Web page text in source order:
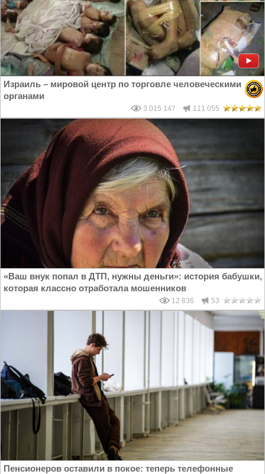
Израиль – мировой центр по торговле человеческими
органами
3 015 147 111 055
«Ваш внук попал в ДТП, нужны деньги»: история бабушки,
которая классно отработала мошенников
12 836 53
Пенсионеров оставили в покое: теперь телефонные